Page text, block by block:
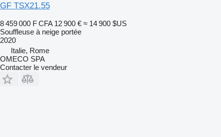
GF TSX21.55
8 459 000 F CFA 12 900 € ≈ 14 900 $US
Souffleuse à neige portée
2020
Italie, Rome
OMECO SPA
Contacter le vendeur